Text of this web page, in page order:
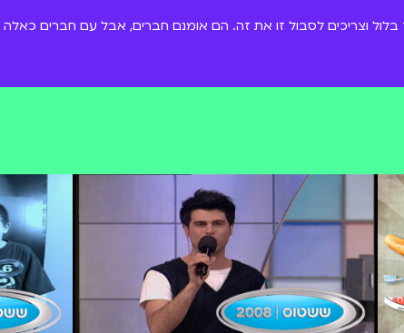
בלול וצריכים לסבול זו את זה. הם אומנם חברים, אבל עם חברים כאלה